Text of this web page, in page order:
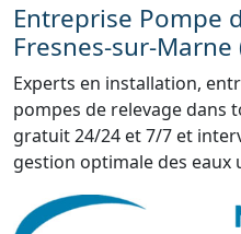
Entreprise Pompe
Fresnes-sur-Marne
Experts en installation,
pompes de relevage dans
gratuit 24/24 et 7/7 et
gestion optimale des eaux